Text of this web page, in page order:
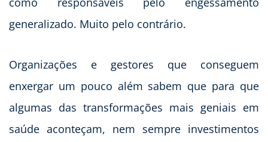
generalizado. Muito pelo contrário.
Organizações e gestores que conseguem
enxergar um pouco além sabem que para que
algumas das transformações mais geniais em
saúde aconteçam, nem sempre investimentos